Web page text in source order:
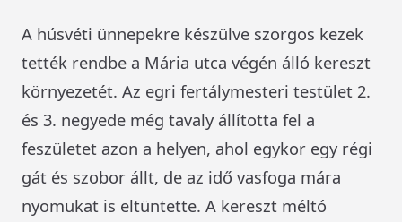
A húsvéti ünnepekre készülve szorgos kezek
tették rendbe a Mária utca végén álló kereszt
környezetét. Az egri fertálymesteri testület 2.
és 3. negyede még tavaly állította fel a
feszületet azon a helyen, ahol egykor egy régi
gát és szobor állt, de az idő vasfoga mára
nyomukat is eltüntette. A kereszt méltó